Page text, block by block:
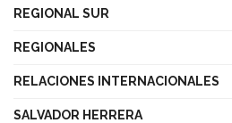
REGIONAL SUR
REGIONALES
RELACIONES INTERNACIONALES
SALVADOR HERRERA